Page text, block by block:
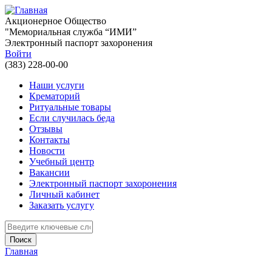
Перейти к основному содержанию
Акционерное Общество
"Мемориальная служба “ИМИ”
Электронный паспорт захоронения
Войти
(383) 228-00-00
Наши услуги
Крематорий
Ритуальные товары
Если случилась беда
Отзывы
Контакты
Новости
Учебный центр
Вакансии
Электронный паспорт захоронения
Личный кабинет
Заказать услугу
Введите ключевые слова для поиска
Главная